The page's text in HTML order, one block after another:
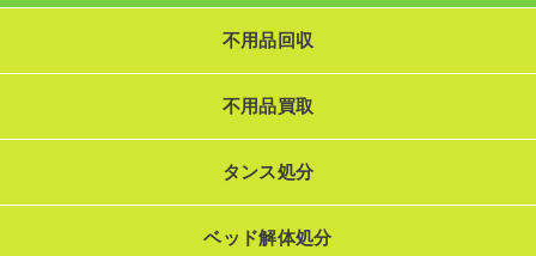
不用品回収
不用品買取
タンス処分
ベッド解体処分